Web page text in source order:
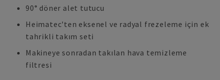
90° döner alet tutucu
Heimatec'ten eksenel ve radyal frezeleme için ek
tahrikli takım seti
Makineye sonradan takılan hava temizleme
filtresi